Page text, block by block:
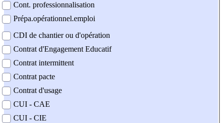
Cont. professionnalisation
Prépa.opérationnel.emploi
CDI de chantier ou d'opération
Contrat d'Engagement Educatif
Contrat intermittent
Contrat pacte
Contrat d'usage
CUI - CAE
CUI - CIE